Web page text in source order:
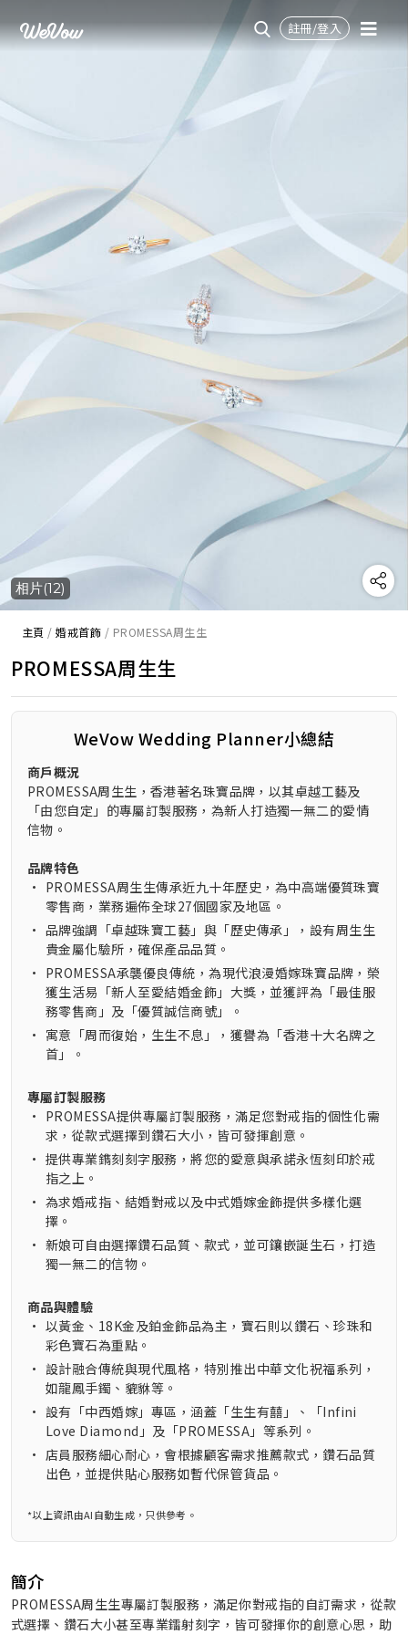
註冊/登入
相片(12)
主頁 /婚戒首飾 / PROMESSA周生生
PROMESSA周生生
WeVow Wedding Planner小總結
商戶概況
PROMESSA周生生，香港著名珠寶品牌，以其卓越工藝及
「由您自定」的專屬訂製服務，為新人打造獨一無二的愛情
信物。
品牌特色
• PROMESSA周生生傳承近九十年歷史，為中高端優質珠寶
零售商，業務遍佈全球27個國家及地區。
• 品牌強調「卓越珠寶工藝」與「歷史傳承」，設有周生生
貴金屬化驗所，確保產品品質。
• PROMESSA承襲優良傳統，為現代浪漫婚嫁珠寶品牌，榮
獲生活易「新人至愛結婚金飾」大獎，並獲評為「最佳服
務零售商」及「優質誠信商號」。
• 寓意「周而復始，生生不息」，獲譽為「香港十大名牌之
首」。
專屬訂製服務
• PROMESSA提供專屬訂製服務，滿足您對戒指的個性化需
求，從款式選擇到鑽石大小，皆可發揮創意。
• 提供專業鐫刻刻字服務，將您的愛意與承諾永恆刻印於戒
指之上。
• 為求婚戒指、結婚對戒以及中式婚嫁金飾提供多樣化選
擇。
• 新娘可自由選擇鑽石品質、款式，並可鑲嵌誕生石，打造
獨一無二的信物。
商品與體驗
• 以黃金、18K金及鉑金飾品為主，寶石則以鑽石、珍珠和
彩色寶石為重點。
• 設計融合傳統與現代風格，特別推出中華文化祝福系列，
如龍鳳手鐲、貔貅等。
• 設有「中西婚嫁」專區，涵蓋「生生有囍」、「Infini
Love Diamond」及「PROMESSA」等系列。
• 店員服務細心耐心，會根據顧客需求推薦款式，鑽石品質
出色，並提供貼心服務如暫代保管貨品。
*以上資訊由AI自動生成，只供參考。
簡介
PROMESSA周生生專屬訂製服務，滿足你對戒指的自訂需求，從款
式選擇、鑽石大小甚至專業鐳射刻字，皆可發揮你的創意心思，助